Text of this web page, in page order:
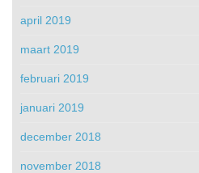
april 2019
maart 2019
februari 2019
januari 2019
december 2018
november 2018